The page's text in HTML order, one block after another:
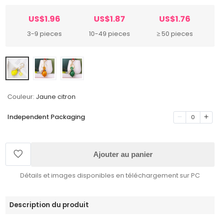
US$1.96
3-9 pieces
US$1.87
10-49 pieces
US$1.76
≥ 50 pieces
Couleur: Jaune citron
Independent Packaging 0
Ajouter au panier
Détails et images disponibles en téléchargement sur PC
Description du produit